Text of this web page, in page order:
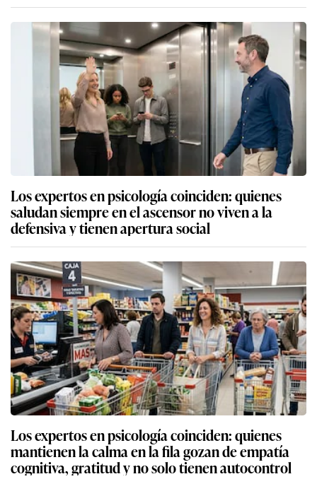
Los expertos en psicología coinciden: quienes
saludan siempre en el ascensor no viven a la
defensiva y tienen apertura social
Los expertos en psicología coinciden: quienes
mantienen la calma en la fila gozan de empatía
cognitiva, gratitud y no solo tienen autocontrol